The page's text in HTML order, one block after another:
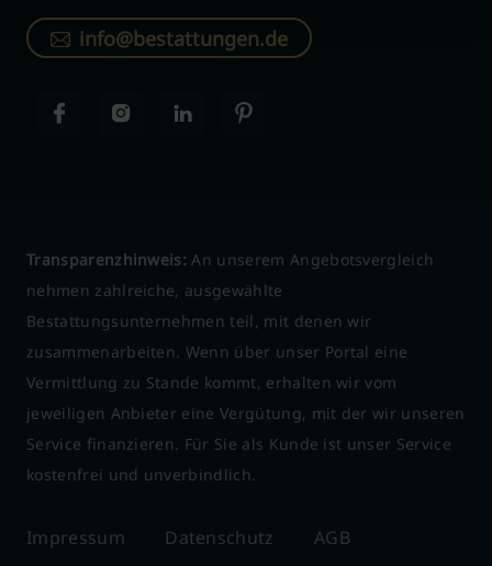
info@bestattungen.de
Transparenzhinweis: An unserem Angebotsvergleich
nehmen zahlreiche, ausgewählte
Bestattungsunternehmen teil, mit denen wir
zusammenarbeiten. Wenn über unser Portal eine
Vermittlung zu Stande kommt, erhalten wir vom
jeweiligen Anbieter eine Vergütung, mit der wir unseren
Service finanzieren. Für Sie als Kunde ist unser Service
kostenfrei und unverbindlich.
Impressum Datenschutz AGB